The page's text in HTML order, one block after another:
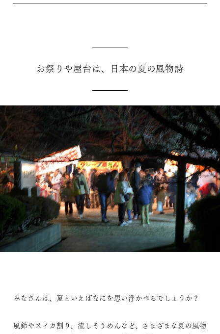
お祭りや屋台は、日本の夏の風物詩
みなさんは、夏といえばなにを思い浮かべるでしょうか？
風鈴やスイカ割り、流しそうめんなど、さまざまな夏の風物